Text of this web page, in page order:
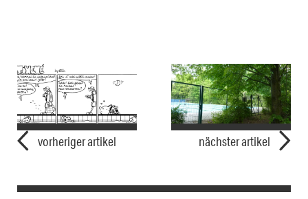
vorheriger artikel nächster artikel